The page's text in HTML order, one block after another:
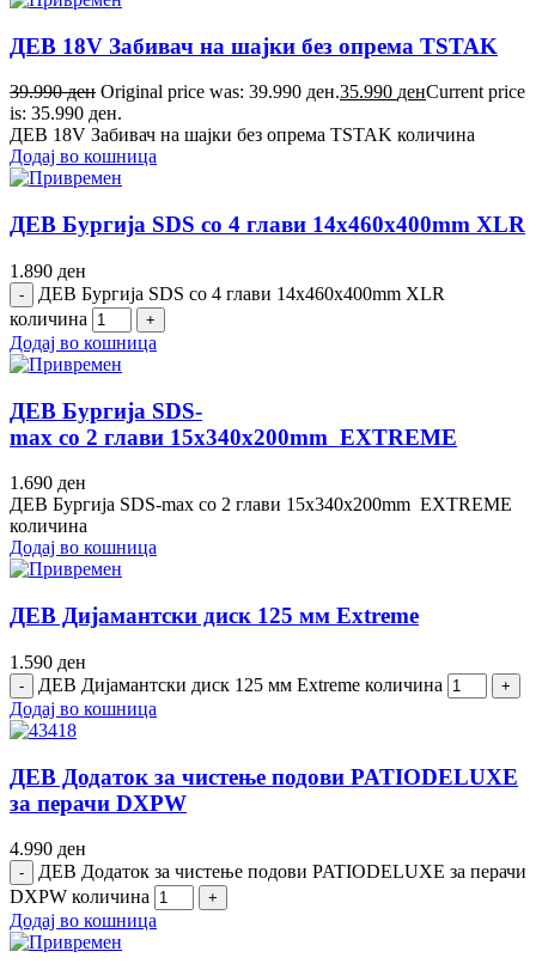
ДЕВ 18V Забивач на шајки без опрема TSTAK
39.990ден Original price was: 39.990 ден.35.990 денCurrent price
is: 35.990 ден.
ДЕВ 18V Забивач на шајки без опрема TSTAK количина
Додај во кошница
ДЕВ Бургија SDS со 4 глави 14x460x400mm XLR
1.890 ден
ДЕВ Бургија SDS со 4 глави 14x460x400mm XLR
количина
Додај во кошница
ДЕВ Бургија SDS-
max со 2 глави 15x340x200mm EXTREME
1.690 ден
ДЕВ Бургија SDS-max со 2 глави 15x340x200mm EXTREME
количина
Додај во кошница
ДЕВ Дијамантски диск 125 мм Extreme
1.590 ден
ДЕВ Дијамантски диск 125 мм Extreme количина
Додај во кошница
ДЕВ Додаток за чистење подови PATIODELUXE
за перачи DXPW
4.990 ден
ДЕВ Додаток за чистење подови PATIODELUXE за перачи
DXPW количина
Додај во кошница